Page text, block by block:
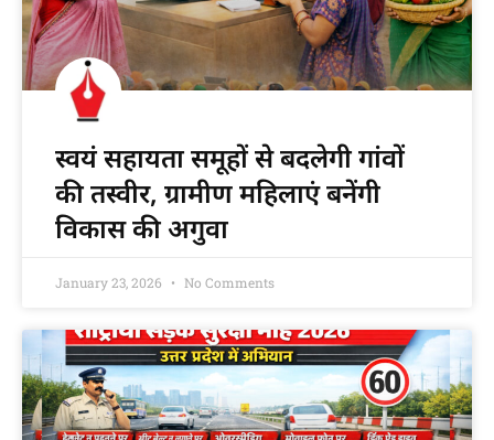
स्वयं सहायता समूहों से बदलेगी गांवों
की तस्वीर, ग्रामीण महिलाएं बनेंगी
विकास की अगुवा
January 23, 2026 No Comments